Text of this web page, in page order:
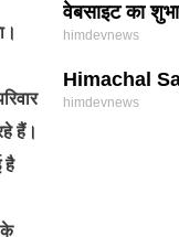
हैं।
है
के
वेबसाइट का
himdevnews
Himachal
himdevnews